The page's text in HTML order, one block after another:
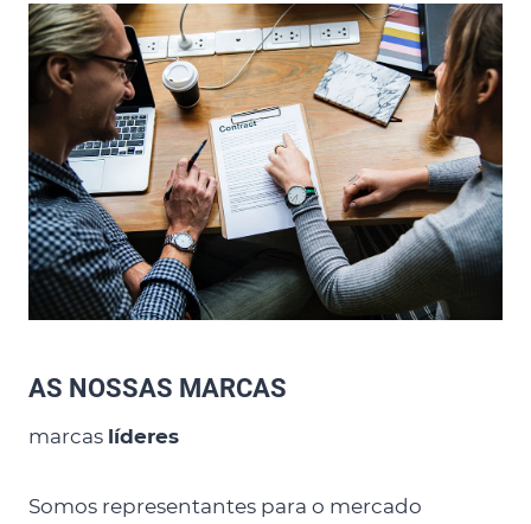
AS NOSSAS MARCAS
marcas líderes
Somos representantes para o mercado